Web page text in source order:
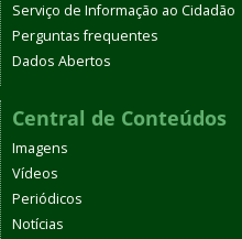
Serviço de Informação ao Cidadão
Perguntas frequentes
Dados Abertos
Central de Conteúdos
Imagens
Vídeos
Periódicos
Notícias